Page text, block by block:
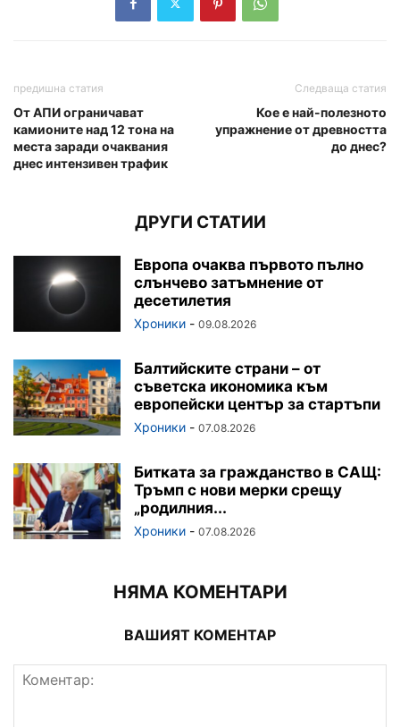
предишна статия
От АПИ ограничават
камионите над 12 тона на
места заради очаквания
днес интензивен трафик
Следваща статия
Кое е най-полезното
упражнение от древността
до днес?
ДРУГИ СТАТИИ
Европа очаква първото пълно
слънчево затъмнение от
десетилетия
Хроники - 09.08.2026
Балтийските страни – от
съветска икономика към
европейски център за стартъпи
Хроники - 07.08.2026
Битката за гражданство в САЩ:
Тръмп с нови мерки срещу
„родилния...
Хроники - 07.08.2026
НЯМА КОМЕНТАРИ
ВАШИЯТ КОМЕНТАР